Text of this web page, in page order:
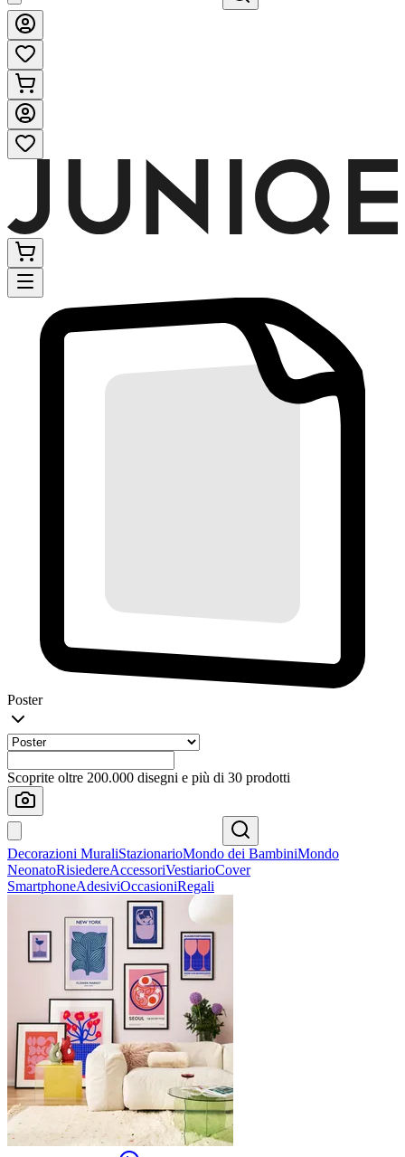
Poster
Scoprite oltre 200.000 disegni e più di 30 prodotti
Decorazioni MuraliStazionarioMondo dei BambiniMondo
NeonatoRisiedereAccessoriVestiarioCover
SmartphoneAdesiviOccasioniRegali